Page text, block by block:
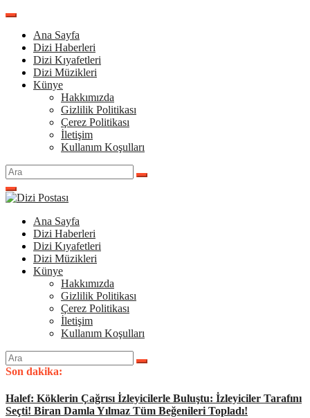
İçeriğe
Ana Sayfa
Dizi Haberleri
Dizi Kıyafetleri
Dizi Müzikleri
Künye
Hakkımızda
Gizlilik Politikası
Çerez Politikası
İletişim
Kullanım Koşulları
Arama
yap:
Ana Sayfa
Dizi Haberleri
Dizi Kıyafetleri
Dizi Müzikleri
Künye
Hakkımızda
Gizlilik Politikası
Çerez Politikası
İletişim
Kullanım Koşulları
Arama
yap:
Son dakika:
Halef: Köklerin Çağrısı İzleyicilerle Buluştu: İzleyiciler Tarafını
Seçti! Biran Damla Yılmaz Tüm Beğenileri Topladı!